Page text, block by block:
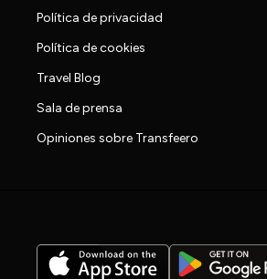
Política de privacidad
Política de cookies
Travel Blog
Sala de prensa
Opiniones sobre Transfeero